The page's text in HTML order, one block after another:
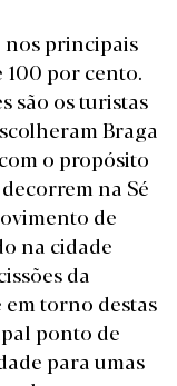
nos principais
100 por cento.
são os turistas
Braga
o propósito
na Sé
de
na cidade
da
em torno destas
ponto de
para umas